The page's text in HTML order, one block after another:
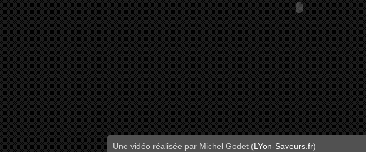
Une vidéo réalisée par Michel Godet (LYon-Saveurs.fr)